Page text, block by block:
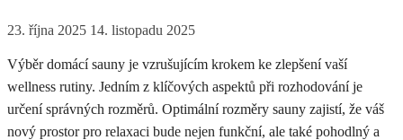
23. října 2025 14. listopadu 2025
Výběr domácí sauny je vzrušujícím krokem ke zlepšení vaší
wellness rutiny. Jedním z klíčových aspektů při rozhodování je
určení správných rozměrů. Optimální rozměry sauny zajistí, že váš
nový prostor pro relaxaci bude nejen funkční, ale také pohodlný a